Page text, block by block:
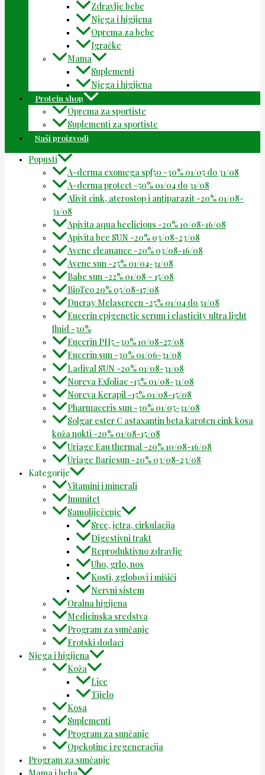
Zdravlje bebe
Njega i higijena
Oprema za bebe
Igračke
Mama
Suplementi
Njega i higijena
Protein shop
Oprema za sportiste
Suplementi za sportiste
Naši proizvodi
Popusti
A-derma exomega spf50 -30% 01/05 do 31/08
A-derma protect -50% 01/04 do 31/08
Alivit cink, aterostop i antiparazit -20% 01/08-
31/08
Apivita aqua beelicious -20% 10/08-16/08
Apivita bee SUN -20% 03/08-23/08
Avene cleanance -20% 03/08-16/08
Avene sun -25% 01/04-31/08
Babe sun -22% 01/08 – 15/08
BioTeo 20% 05/08-17/08
Ducray Melascreen -25% 01/04 do 31/08
Eucerin epigenetic serum i elasticity ultra light
fluid -30%
Eucerin PH5 -30% 10/08-27/08
Eucerin sun -30% 01/06-31/08
Ladival SUN -20% 01/08-31/08
Noreva Exfoliac -15% 01/08-31/08
Noreva Kerapil -15% 01/08-15/08
Pharmaceris sun -30% 01/05-31/08
Solgar ester C astaxantin beta karoten cink kosa
koža nokti -20% 01/08-15/08
Uriage Eau thermal -20% 10/08-16/08
Uriage Bariesun -20% 03/08-23/08
Kategorije
Vitamini i minerali
Imunitet
Samoliječenje
Srce, jetra, cirkulacija
Digestivni trakt
Reproduktivno zdravlje
Uho, grlo, nos
Kosti, zglobovi i mišići
Nervni sistem
Oralna higijena
Medicinska sredstva
Program za sunčanje
Erotski dodaci
Njega i higijena
Koža
Lice
Tijelo
Kosa
Suplementi
Program za sunčanje
Opekotine i regeneracija
Program za sunčanje